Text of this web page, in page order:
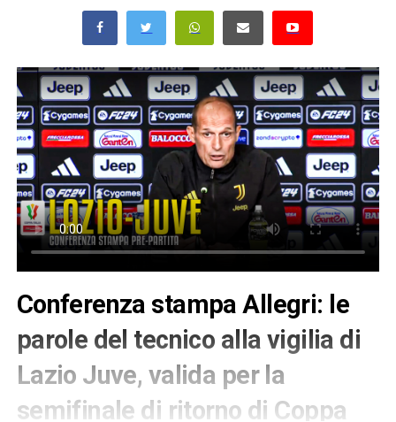
Conferenza stampa Allegri: le
parole del tecnico alla vigilia di
Lazio Juve, valida per la
semifinale di ritorno di Coppa